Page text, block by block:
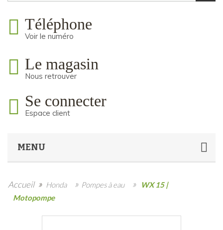
Téléphone
Voir le numéro
Le magasin
Nous retrouver
Se connecter
Espace client
MENU
Accueil » Honda » Pompes à eau »
WX 15 |
Motopompe